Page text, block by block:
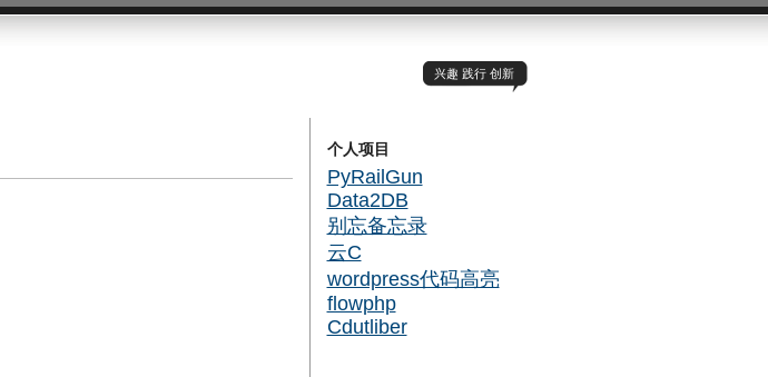
兴趣 践行 创新
个人项目
PyRailGun
Data2DB
别忘备忘录
云C
wordpress代码高亮
flowphp
Cdutliber